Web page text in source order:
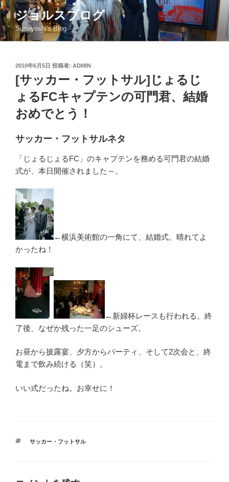
コ
ン
テ
ン
ジョルスブログ
Sumiyoshi's Blog
投
稿
日:
2010年6月5日 投稿者: ADMIN
[サッカー・フットサル]じょるじ
ょるFCキャプテンの可門君、結婚
おめでとう！
サッカー・フットサルネタ
「じょるじょるFC」のキャプテンを務める可門君の結婚
式が、本日開催されました～。
←横浜美術館の一角にて、結婚式。晴れてよ
かったね！
←新婦杯レースも行われる。終
了後、なぜか残った一足のシューズ。
お昼から披露宴、夕方からパーティ、そして2次会と、終
電まで飲み続ける（笑）。
いい式だったね。お幸せに！
タ
サッカー・フットサル